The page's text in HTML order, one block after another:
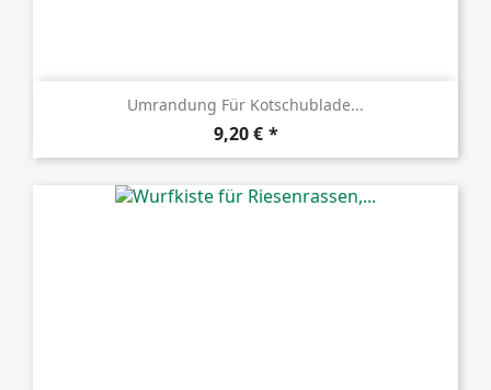
Umrandung Für Kotschublade...
Preis
9,20 €